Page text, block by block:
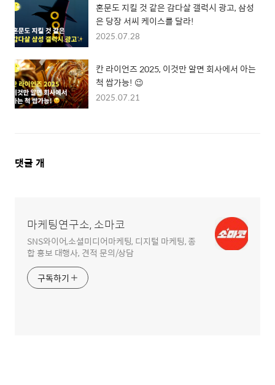
혼문도 지킬 것 같은 감다살 갤럭시 광고, 삼성
은 당장 서씨 케이스를 달라!
2025.07.28
칸 라이언즈 2025, 이것만 알면 회사에서 아는
척 쌉가능! 😉
2025.07.21
댓
댓글 개
마케팅연구소, 소마코
SNS와이어,소셜미디어마케팅, 디지털 마케팅, 종
합 홍보 대행사, 견적 문의/상담
구독하기